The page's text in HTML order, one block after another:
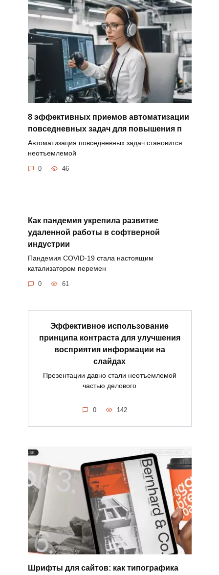
8 эффективных приемов автоматизации
повседневных задач для повышения п
Автоматизация повседневных задач становится
неотъемлемой
0 46
Как пандемия укрепила развитие
удаленной работы в софтверной
индустрии
Пандемия COVID-19 стала настоящим
катализатором перемен
0 61
Эффективное использование
принципа контраста для улучшения
восприятия информации на
слайдах
Презентации давно стали неотъемлемой
частью делового
0 142
Шрифты для сайтов: как типографика